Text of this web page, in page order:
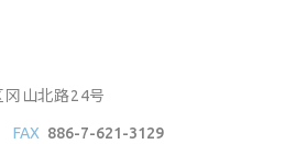
山北路24号
FAX 886-7-621-3129